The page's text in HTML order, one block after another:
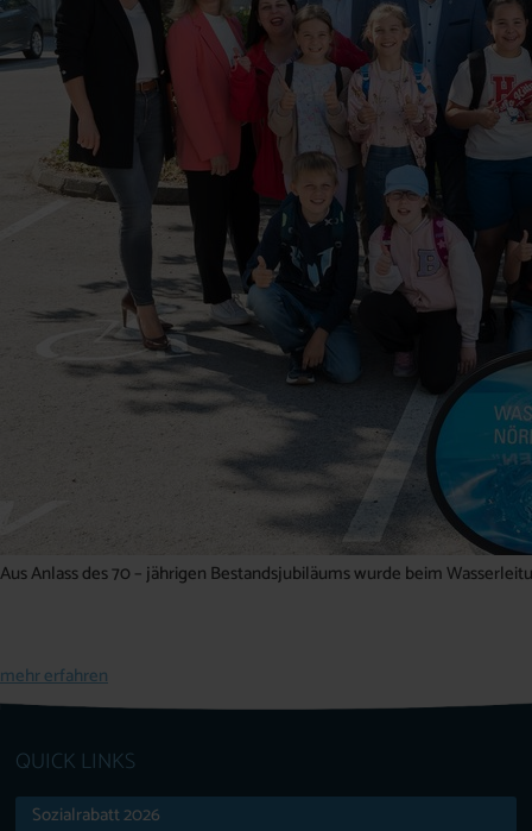
Aus Anlass des 70 – jährigen Bestandsjubiläums wurde beim
mehr erfahren
QUICK LINKS
Sozialrabatt 2026